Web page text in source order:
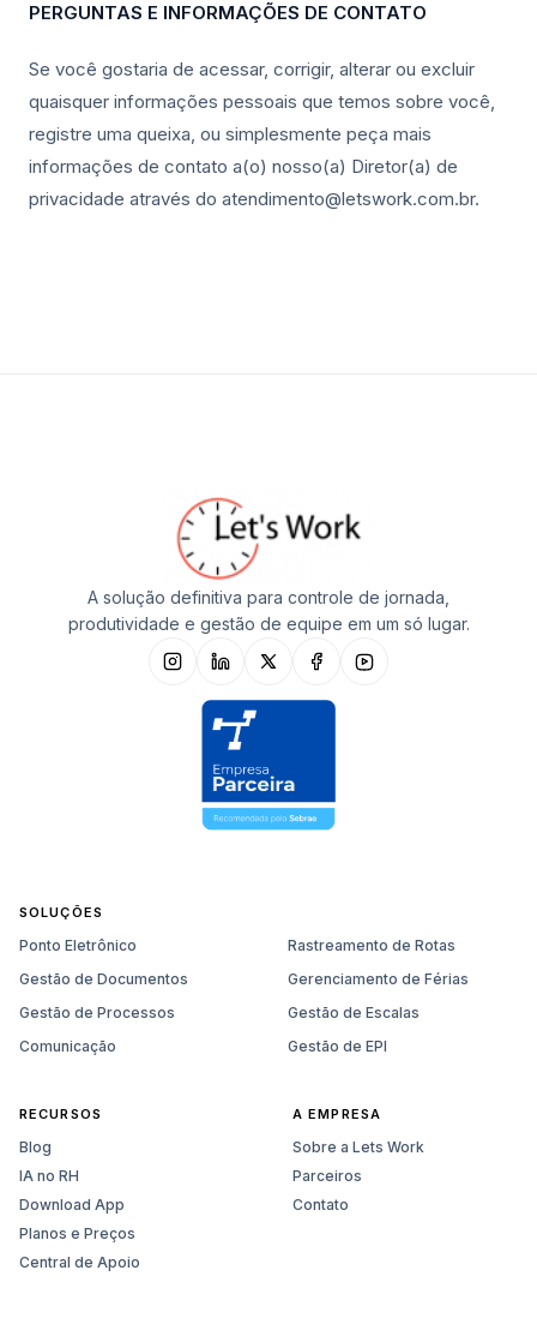
PERGUNTAS E INFORMAÇÕES DE CONTATO
Se você gostaria de acessar, corrigir, alterar ou excluir
quaisquer informações pessoais que temos sobre você,
registre uma queixa, ou simplesmente peça mais
informações de contato a(o) nosso(a) Diretor(a) de
privacidade através do atendimento@letswork.com.br.
A solução definitiva para controle de jornada,
produtividade e gestão de equipe em um só lugar.
SOLUÇÕES
Ponto Eletrônico
Rastreamento de Rotas
Gestão de Documentos
Gerenciamento de Férias
Gestão de Processos
Gestão de Escalas
Comunicação
Gestão de EPI
RECURSOS
Blog
IA no RH
Download App
Planos e Preços
Central de Apoio
A EMPRESA
Sobre a Lets Work
Parceiros
Contato